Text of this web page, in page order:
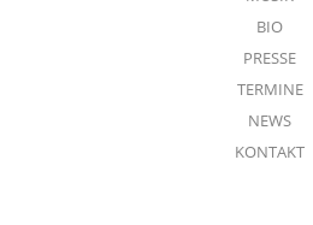
BIO
PRESSE
TERMINE
NEWS
KONTAKT